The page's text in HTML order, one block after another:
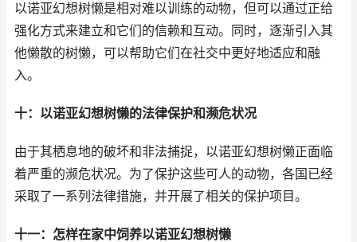
以诺亚幻想树懒是相对难以训练的动物，但可以通过正给
强化方式来建立和它们的信赖和互动。同时，逐渐引入其
他懒散的树懒，可以帮助它们在社交中更好地适应和融
入。
十：以诺亚幻想树懒的法律保护和濒危状况
由于其栖息地的破坏和非法捕捉，以诺亚幻想树懒正面临
着严重的濒危状况。为了保护这些可人的动物，各国已经
采取了一系列法律措施，并开展了相关的保护项目。
十一：怎样在家中饲养以诺亚幻想树懒